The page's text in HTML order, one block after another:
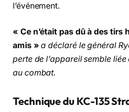
l’événement.
« Ce n’était pas dû à des tirs
amis » a déclaré le général
perte de l’appareil semble
au combat.
Technique du KC-135